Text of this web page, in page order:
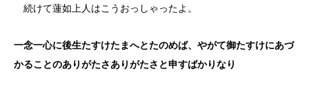
続けて蓮如上人はこうおっしゃったよ。
一念一心に後生たすけたまへとたのめば、やがて御たすけにあづ
かることのありがたさありがたさと申すばかりなり